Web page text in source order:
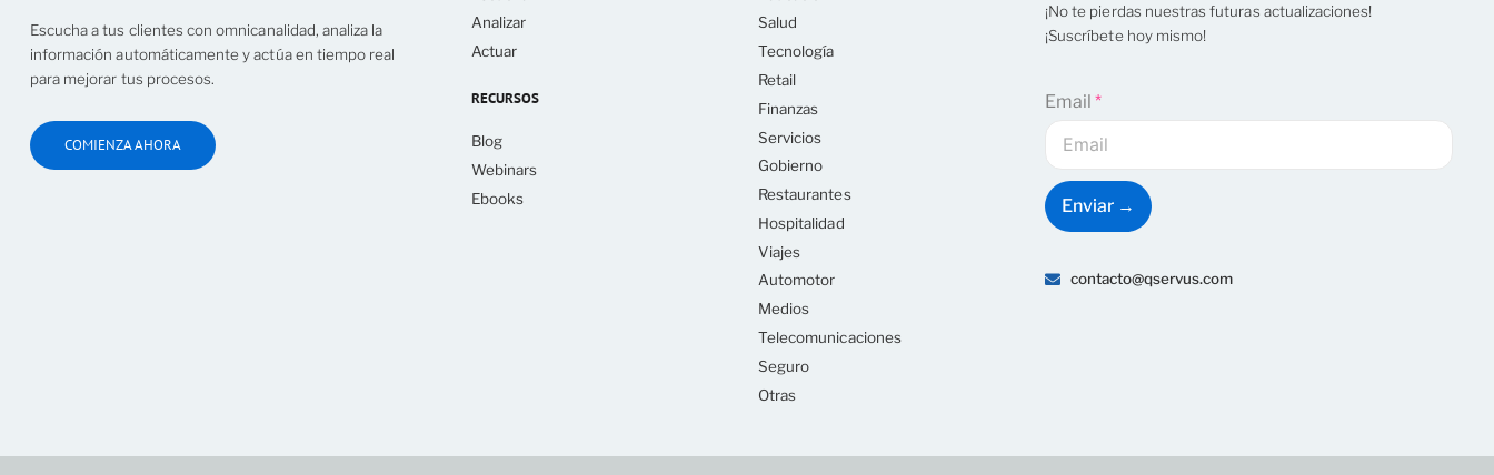
Escucha a tus clientes con omnicanalidad, analiza la
información automáticamente y actúa en tiempo real
para mejorar tus procesos.
COMIENZA AHORA
Analizar
Actuar
RECURSOS
Blog
Webinars
Ebooks
Salud
Tecnología
Retail
Finanzas
Servicios
Gobierno
Restaurantes
Hospitalidad
Viajes
Automotor
Medios
Telecomunicaciones
Seguro
Otras
¡No te pierdas nuestras futuras actualizaciones!
¡Suscríbete hoy mismo!
Email*
Enviar →
contacto@qservus.com